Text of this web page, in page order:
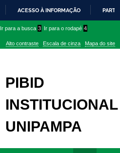
PARA
CONTEÚDO
ACESSO À INFORMAÇÃO
Ir para a busca 3 Ir para o rodapé 4
Alto contraste Escala de cinza Mapa do site
PIBID
INSTITUCIONAL
UNIPAMPA